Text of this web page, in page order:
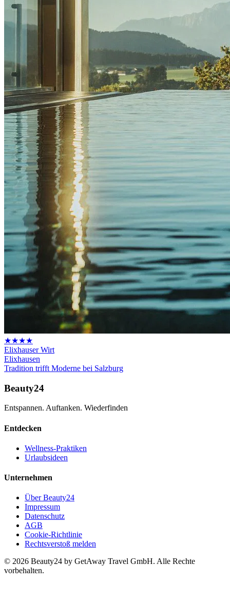
★★★★
Elixhauser Wirt
Elixhausen
Tradition trifft Moderne bei Salzburg
Beauty24
Entspannen. Auftanken. Wiederfinden
Entdecken
Wellness-Praktiken
Urlaubsideen
Unternehmen
Über Beauty24
Impressum
Datenschutz
AGB
Cookie-Richtlinie
Rechtsverstoß melden
© 2026 Beauty24 by GetAway Travel GmbH. Alle Rechte
vorbehalten.